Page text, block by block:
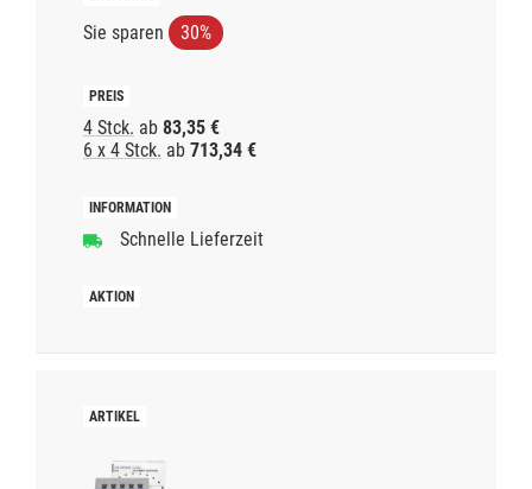
Sie sparen 30%
4 Stck. ab 83,35 €
6 x 4 Stck. ab 713,34 €
Schnelle Lieferzeit